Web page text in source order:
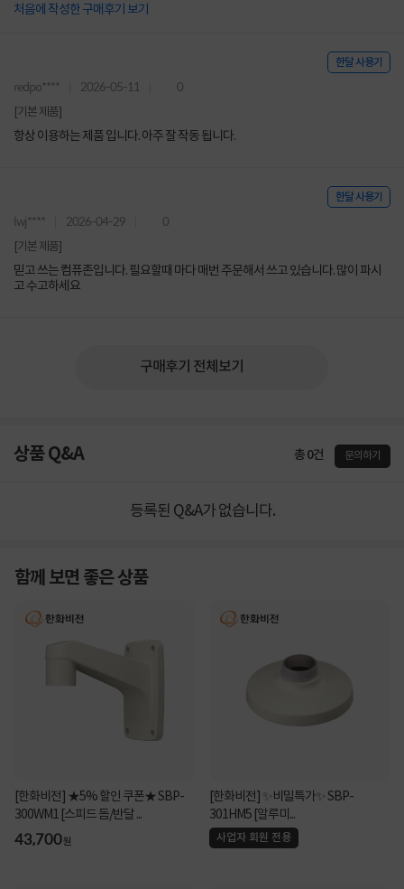
처음에 작성한 구매후기 보기
한달 사용기
redpo**** 2026-05-11 0
[기본 제품]
항상 이용하는 제품 입니다. 아주 잘 작동 됩니다.
한달 사용기
lwj**** 2026-04-29 0
[기본 제품]
믿고 쓰는 컴퓨존입니다. 필요할때 마다 매번 주문해서 쓰고 있습니다. 많이 파시
고 수고하세요
구매후기 전체보기
상품 Q&A 총 0건 문의하기
등록된 Q&A가 없습니다.
함께 보면 좋은 상품
[한화비전] ★5% 할인 쿠폰★ SBP-
300WM1 [스피드 돔/반달 ...
43,700원
[한화비전] ✨비밀특가✨ SBP-
301HM5 [알루미...
사업자 회원 전용